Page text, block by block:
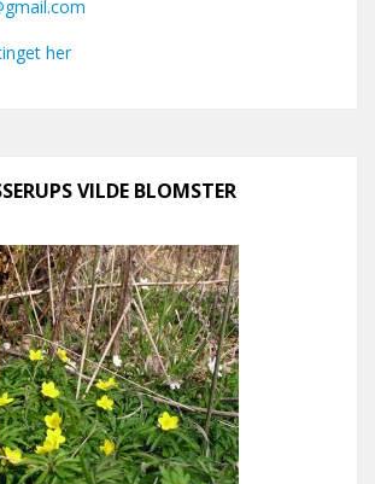
her
VILDE BLOMSTER